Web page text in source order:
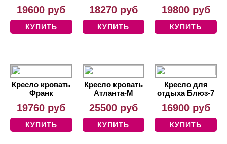
19600 руб
КУПИТЬ
18270 руб
КУПИТЬ
19800 руб
КУПИТЬ
Кресло кровать
Франк
19760 руб
КУПИТЬ
Кресло кровать
Атланта-М
25500 руб
КУПИТЬ
Кресло для
отдыха Блюз-7
16900 руб
КУПИТЬ